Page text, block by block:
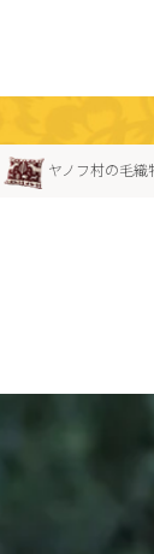
ヤノフ村の毛織